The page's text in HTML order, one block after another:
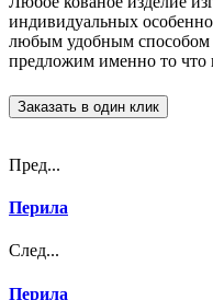
индивидуальных
любым удобным способом
предложим именно то что
Заказать в один клик
Пред...
Перила
След...
Перила